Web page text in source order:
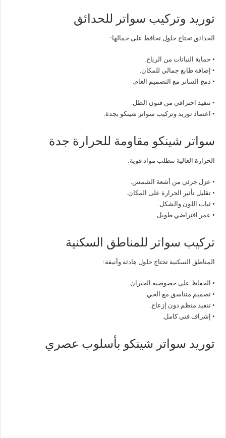
توريد وتركيب سواتر للحدائق
الحدائق تحتاج حلول تحافظ على جمالها:
• حماية النباتات من الرياح.
• إضافة طابع جمالي للمكان.
• دمج الساتر مع التصميم العام.
• تنفيذ احترافي من فنون الظل.
• اعتماد توريد وتركيب سواتر شينكو بجدة.
سواتر شينكو مقاومة للحرارة جدة
الحرارة العالية تتطلب مواد قوية:
• عزل جزئي من أشعة الشمس.
• تقليل تأثير الحرارة على المكان.
• ثبات اللون والشكل.
• عمر افتراضي طويل.
تركيب سواتر للمناطق السكنية
المناطق السكنية تحتاج حلول هادئة وأنيقة:
• الحفاظ على خصوصية الجيران.
• تصميم متناسق مع الحي.
• تنفيذ منظم دون إزعاج.
• إشراف فني كامل.
توريد سواتر شينكو بأسلوب عصري